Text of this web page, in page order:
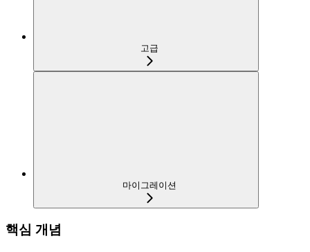
고급
마이그레이션
핵심 개념